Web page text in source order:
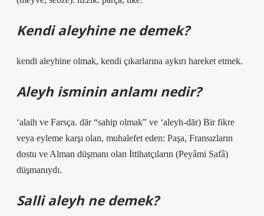
Kendi aleyhine ne demek?
kendi aleyhine olmak, kendi çıkarlarına aykırı hareket etmek.
Aleyh isminin anlamı nedir?
‘alaih ve Farsça. dār “sahip olmak” ve ‘aleyh-dār) Bir fikre
veya eyleme karşı olan, muhalefet eden: Paşa, Fransızların
dostu ve Alman düşmanı olan İttihatçıların (Peyâmi Safâ)
düşmanıydı.
Salli aleyh ne demek?